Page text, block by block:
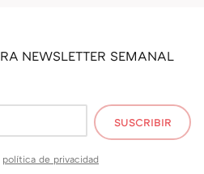
NEWSLETTER SEMANAL
SUSCRIBIR
política de privacidad